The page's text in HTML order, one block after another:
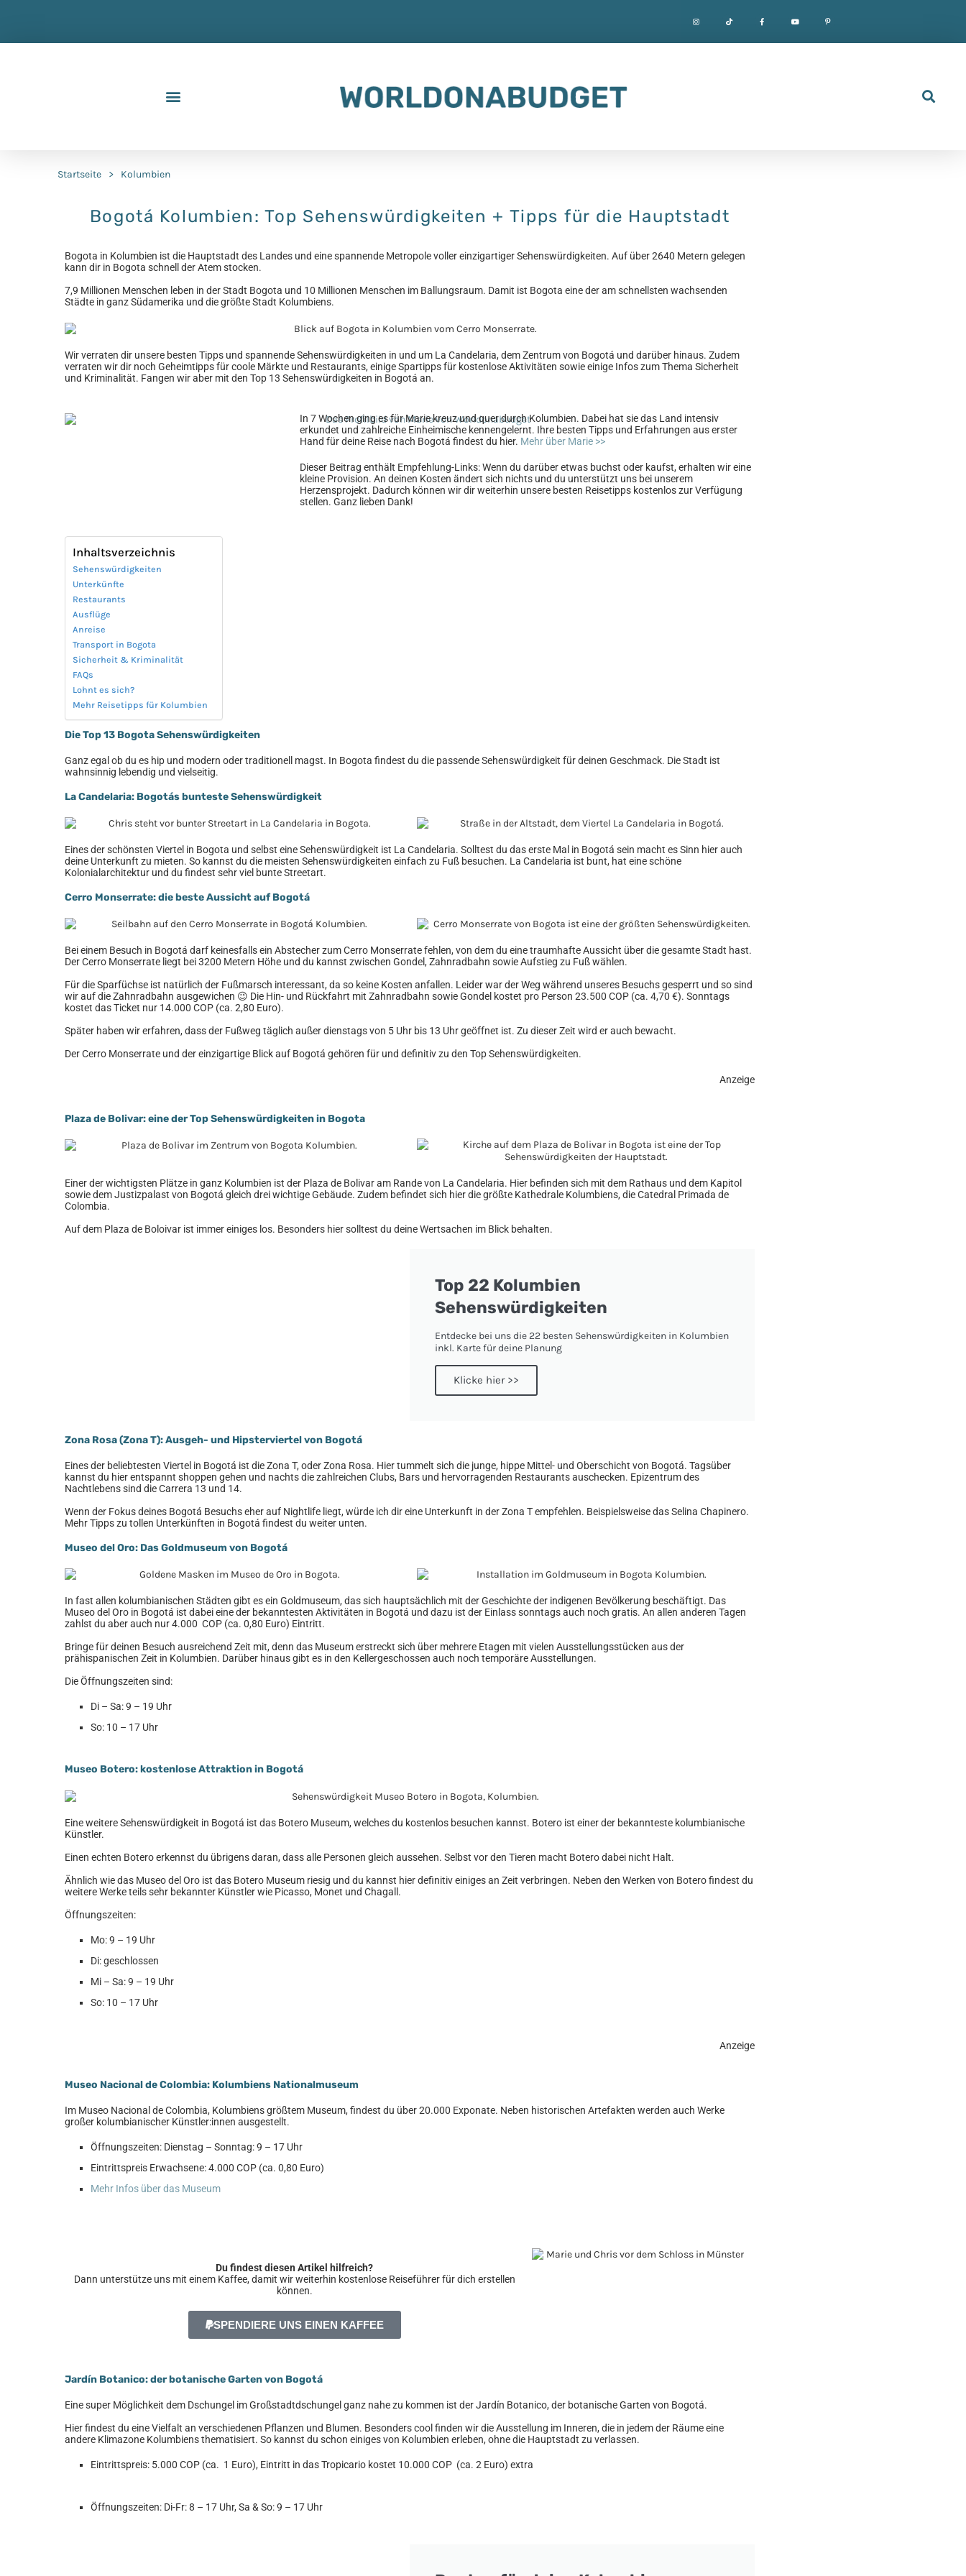
Startseite > Kolumbien
Bogotá Kolumbien: Top Sehenswürdigkeiten + Tipps für die Hauptstadt
Bogota in Kolumbien ist die Hauptstadt des Landes und eine spannende Metropole voller einzigartiger Sehenswürdigkeiten. Auf über 2640 Metern gelegen
kann dir in Bogota schnell der Atem stocken.
7,9 Millionen Menschen leben in der Stadt Bogota und 10 Millionen Menschen im Ballungsraum. Damit ist Bogota eine der am schnellsten wachsenden
Städte in ganz Südamerika und die größte Stadt Kolumbiens.
Wir verraten dir unsere besten Tipps und spannende Sehenswürdigkeiten in und um La Candelaria, dem Zentrum von Bogotá und darüber hinaus. Zudem
verraten wir dir noch Geheimtipps für coole Märkte und Restaurants, einige Spartipps für kostenlose Aktivitäten sowie einige Infos zum Thema Sicherheit
und Kriminalität. Fangen wir aber mit den Top 13 Sehenswürdigkeiten in Bogotá an.
In 7 Wochen ging es für Marie kreuz und quer durch Kolumbien. Dabei hat sie das Land intensiv
erkundet und zahlreiche Einheimische kennengelernt. Ihre besten Tipps und Erfahrungen aus erster
Hand für deine Reise nach Bogotá findest du hier. Mehr über Marie >>
Dieser Beitrag enthält Empfehlung-Links: Wenn du darüber etwas buchst oder kaufst, erhalten wir eine
kleine Provision. An deinen Kosten ändert sich nichts und du unterstützt uns bei unserem
Herzensprojekt. Dadurch können wir dir weiterhin unsere besten Reisetipps kostenlos zur Verfügung
stellen. Ganz lieben Dank!
Inhaltsverzeichnis
Sehenswürdigkeiten
Unterkünfte
Restaurants
Ausflüge
Anreise
Transport in Bogota
Sicherheit & Kriminalität
FAQs
Lohnt es sich?
Mehr Reisetipps für Kolumbien
Die Top 13 Bogota Sehenswürdigkeiten
Ganz egal ob du es hip und modern oder traditionell magst. In Bogota findest du die passende Sehenswürdigkeit für deinen Geschmack. Die Stadt ist
wahnsinnig lebendig und vielseitig.
La Candelaria: Bogotás bunteste Sehenswürdigkeit
Eines der schönsten Viertel in Bogota und selbst eine Sehenswürdigkeit ist La Candelaria. Solltest du das erste Mal in Bogotá sein macht es Sinn hier auch
deine Unterkunft zu mieten. So kannst du die meisten Sehenswürdigkeiten einfach zu Fuß besuchen. La Candelaria ist bunt, hat eine schöne
Kolonialarchitektur und du findest sehr viel bunte Streetart.
Cerro Monserrate: die beste Aussicht auf Bogotá
Bei einem Besuch in Bogotá darf keinesfalls ein Abstecher zum Cerro Monserrate fehlen, von dem du eine traumhafte Aussicht über die gesamte Stadt hast.
Der Cerro Monserrate liegt bei 3200 Metern Höhe und du kannst zwischen Gondel, Zahnradbahn sowie Aufstieg zu Fuß wählen.
Für die Sparfüchse ist natürlich der Fußmarsch interessant, da so keine Kosten anfallen. Leider war der Weg während unseres Besuchs gesperrt und so sind
wir auf die Zahnradbahn ausgewichen 😉 Die Hin- und Rückfahrt mit Zahnradbahn sowie Gondel kostet pro Person 23.500 COP (ca. 4,70 €). Sonntags
kostet das Ticket nur 14.000 COP (ca. 2,80 Euro).
Später haben wir erfahren, dass der Fußweg täglich außer dienstags von 5 Uhr bis 13 Uhr geöffnet ist. Zu dieser Zeit wird er auch bewacht.
Der Cerro Monserrate und der einzigartige Blick auf Bogotá gehören für und definitiv zu den Top Sehenswürdigkeiten.
Anzeige
Plaza de Bolivar: eine der Top Sehenswürdigkeiten in Bogota
Einer der wichtigsten Plätze in ganz Kolumbien ist der Plaza de Bolivar am Rande von La Candelaria. Hier befinden sich mit dem Rathaus und dem Kapitol
sowie dem Justizpalast von Bogotá gleich drei wichtige Gebäude. Zudem befindet sich hier die größte Kathedrale Kolumbiens, die Catedral Primada de
Colombia.
Auf dem Plaza de Boloivar ist immer einiges los. Besonders hier solltest du deine Wertsachen im Blick behalten.
Top 22 Kolumbien
Sehenswürdigkeiten
Entdecke bei uns die 22 besten Sehenswürdigkeiten in Kolumbien
inkl. Karte für deine Planung
Klicke hier >>
Zona Rosa (Zona T): Ausgeh- und Hipsterviertel von Bogotá
Eines der beliebtesten Viertel in Bogotá ist die Zona T, oder Zona Rosa. Hier tummelt sich die junge, hippe Mittel- und Oberschicht von Bogotá. Tagsüber
kannst du hier entspannt shoppen gehen und nachts die zahlreichen Clubs, Bars und hervorragenden Restaurants auschecken. Epizentrum des
Nachtlebens sind die Carrera 13 und 14.
Wenn der Fokus deines Bogotá Besuchs eher auf Nightlife liegt, würde ich dir eine Unterkunft in der Zona T empfehlen. Beispielsweise das Selina Chapinero.
Mehr Tipps zu tollen Unterkünften in Bogotá findest du weiter unten.
Museo del Oro: Das Goldmuseum von Bogotá
In fast allen kolumbianischen Städten gibt es ein Goldmuseum, das sich hauptsächlich mit der Geschichte der indigenen Bevölkerung beschäftigt. Das
Museo del Oro in Bogotá ist dabei eine der bekanntesten Aktivitäten in Bogotá und dazu ist der Einlass sonntags auch noch gratis. An allen anderen Tagen
zahlst du aber auch nur 4.000 COP (ca. 0,80 Euro) Eintritt.
Bringe für deinen Besuch ausreichend Zeit mit, denn das Museum erstreckt sich über mehrere Etagen mit vielen Ausstellungsstücken aus der
prähispanischen Zeit in Kolumbien. Darüber hinaus gibt es in den Kellergeschossen auch noch temporäre Ausstellungen.
Die Öffnungszeiten sind:
Di – Sa: 9 – 19 Uhr
So: 10 – 17 Uhr
Museo Botero: kostenlose Attraktion in Bogotá
Eine weitere Sehenswürdigkeit in Bogotá ist das Botero Museum, welches du kostenlos besuchen kannst. Botero ist einer der bekannteste kolumbianische
Künstler.
Einen echten Botero erkennst du übrigens daran, dass alle Personen gleich aussehen. Selbst vor den Tieren macht Botero dabei nicht Halt.
Ähnlich wie das Museo del Oro ist das Botero Museum riesig und du kannst hier definitiv einiges an Zeit verbringen. Neben den Werken von Botero findest du
weitere Werke teils sehr bekannter Künstler wie Picasso, Monet und Chagall.
Öffnungszeiten:
Mo: 9 – 19 Uhr
Di: geschlossen
Mi – Sa: 9 – 19 Uhr
So: 10 – 17 Uhr
Anzeige
Museo Nacional de Colombia: Kolumbiens Nationalmuseum
Im Museo Nacional de Colombia, Kolumbiens größtem Museum, findest du über 20.000 Exponate. Neben historischen Artefakten werden auch Werke
großer kolumbianischer Künstler:innen ausgestellt.
Öffnungszeiten: Dienstag – Sonntag: 9 – 17 Uhr
Eintrittspreis Erwachsene: 4.000 COP (ca. 0,80 Euro)
Mehr Infos über das Museum
Du findest diesen Artikel hilfreich?
Dann unterstütze uns mit einem Kaffee, damit wir weiterhin kostenlose Reiseführer für dich erstellen
können.
SPENDIERE UNS EINEN KAFFEE
Jardín Botanico: der botanische Garten von Bogotá
Eine super Möglichkeit dem Dschungel im Großstadtdschungel ganz nahe zu kommen ist der Jardín Botanico, der botanische Garten von Bogotá.
Hier findest du eine Vielfalt an verschiedenen Pflanzen und Blumen. Besonders cool finden wir die Ausstellung im Inneren, die in jedem der Räume eine
andere Klimazone Kolumbiens thematisiert. So kannst du schon einiges von Kolumbien erleben, ohne die Hauptstadt zu verlassen.
Eintrittspreis: 5.000 COP (ca. 1 Euro), Eintritt in das Tropicario kostet 10.000 COP (ca. 2 Euro) extra
Öffnungszeiten: Di-Fr: 8 – 17 Uhr, Sa & So: 9 – 17 Uhr